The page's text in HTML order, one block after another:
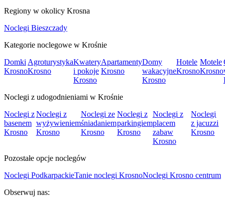
Regiony w okolicy Krosna
Noclegi Bieszczady
Kategorie noclegowe w Krośnie
Domki
Krosno
Agroturystyka
Krosno
Kwatery
i pokoje
Krosno
Apartamenty
Krosno
Domy
wakacyjne
Krosno
Hotele
Krosno
Motele
Krosno
Noclegi z udogodnieniami w Krośnie
Noclegi z
basenem
Krosno
Noclegi z
wyżywieniem
Krosno
Noclegi ze
śniadaniem
Krosno
Noclegi z
parkingiem
Krosno
Noclegi z
placem
zabaw
Krosno
Noclegi
z jacuzzi
Krosno
Pozostałe opcje noclegów
Noclegi PodkarpackieTanie noclegi KrosnoNoclegi Krosno centrum
Obserwuj nas: